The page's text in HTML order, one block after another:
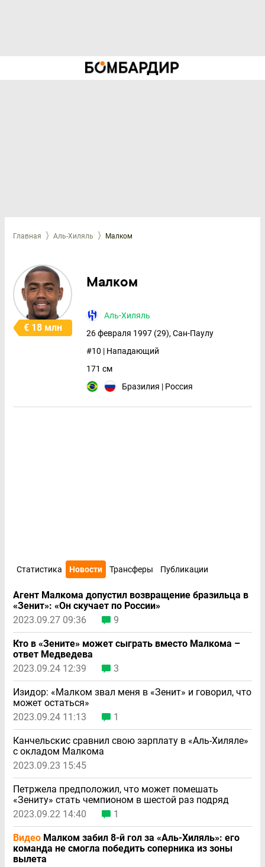
Главная Аль-Хиляль Малком
€ 18 млн
Малком
Аль-Хиляль
26 февраля 1997 (29), Сан-Паулу
#10 | Нападающий
171 см
Бразилия | Россия
Статистика Новости Трансферы Публикации
Агент Малкома допустил возвращение бразильца в
«Зенит»: «Он скучает по России»
2023.09.27 09:36
9
Кто в «Зените» может сыграть вместо Малкома –
ответ Медведева
2023.09.24 12:39
3
Изидор: «Малком звал меня в «Зенит» и говорил, что
может остаться»
2023.09.24 11:13
1
Канчельскис сравнил свою зарплату в «Аль-Хиляле»
с окладом Малкома
2023.09.23 15:45
Петржела предположил, что может помешать
«Зениту» стать чемпионом в шестой раз подряд
2023.09.22 14:40
1
Видео Малком забил 8-й гол за «Аль-Хиляль»: его
команда не смогла победить соперника из зоны
вылета